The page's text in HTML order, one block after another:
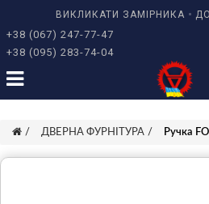
ВИКЛИКАТИ ЗАМІРНИКА
+38 (067) 247-77-47
+38 (095) 283-74-04
ДВЕРНА ФУРНІТУРА Ручка